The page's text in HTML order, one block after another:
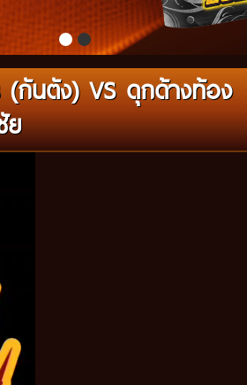
กันตัง) VS ดุกด้างท้อง
ย